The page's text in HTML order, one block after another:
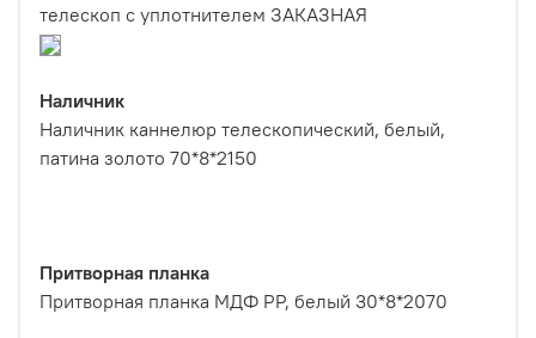
телескоп с уплотнителем ЗАКАЗНАЯ
Наличник
Наличник каннелюр телескопический, белый,
патина золото 70*8*2150
Притворная планка
Притворная планка МДФ PP, белый 30*8*2070